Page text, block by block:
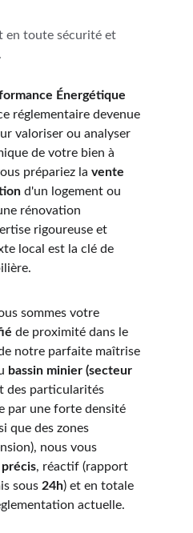
en toute sécurité et
Énergétique
réglementaire devenue
valoriser ou analyser
de votre bien à
prépariez la vente
d'un logement ou
rénovation
rigoureuse et
local est la clé de
sommes votre
de proximité dans le
notre parfaite maîtrise
bassin minier (secteur
des particularités
par une forte densité
que des zones
nous vous
précis, réactif (rapport
sous 24h) et en totale
actuelle.